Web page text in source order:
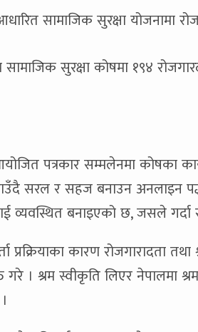
सामाजिक सुरक्षा योजनामा
सामाजिक सुरक्षा कोषमा १९४
पत्रकार सम्मलेनमा कोषका
सरल र सहज बनाउन अनलाइन
व्यवस्थित बनाइएको छ, जसले
प्रक्रियाका कारण रोजगारादता
गरे । श्रम स्वीकृति लिएर